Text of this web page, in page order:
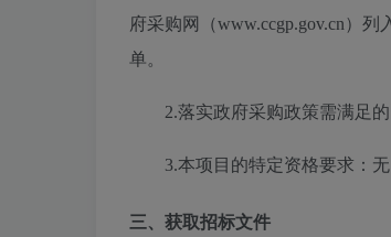
府采购网（www.ccgp.gov.cn）
单。
2.落实政府采购政策需满足的
3.本项目的特定资格要求： 无
三、获取招标文件